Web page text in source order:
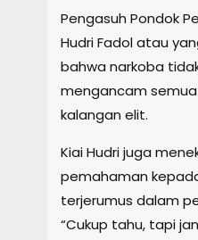
Pengasuh Pondok
Hudri Fadol atau
bahwa narkoba
mengancam
kalangan elit.
Kiai Hudri juga
pemahaman
terjerumus dalam
“Cukup tahu, tapi